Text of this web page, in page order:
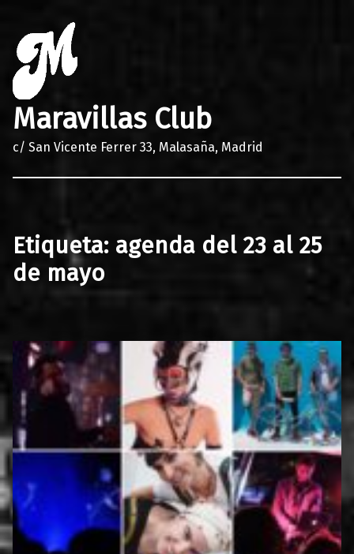
Maravillas Club
c/ San Vicente Ferrer 33, Malasaña, Madrid
Etiqueta: agenda del 23 al 25
de mayo